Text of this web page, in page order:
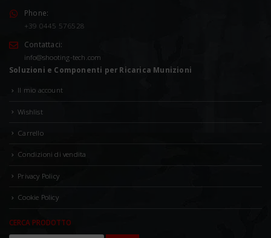
Phone:
+39 0445 576528
Contattaci:
info@shooting-tech.com
Soluzioni e Componenti per Ricarica Munizioni
Il mio account
Wishlist
Carrello
Condizioni di vendita
Privacy Policy
Cookie Policy
CERCA PRODOTTO